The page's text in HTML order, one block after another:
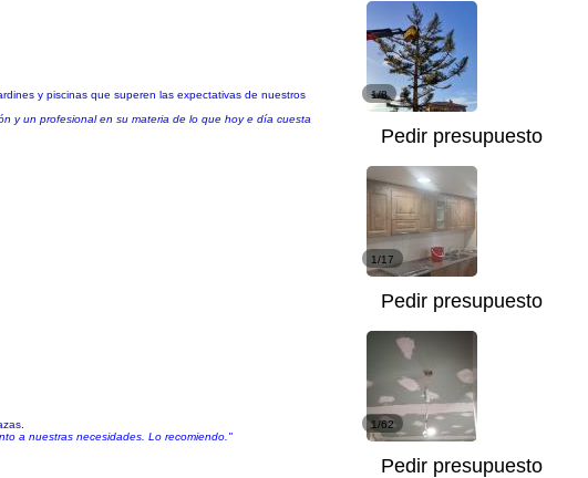
y piscinas que superen las expectativas de nuestros
y un profesional en su materia de lo que hoy e día cuesta
1/8
Pedir presupuesto
1/17
Pedir presupuesto
a nuestras necesidades. Lo recomiendo."
1/62
Pedir presupuesto